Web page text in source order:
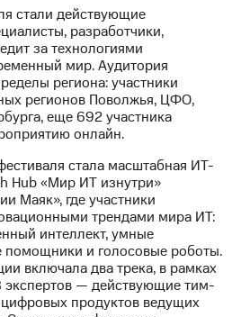
стали действующие
разработчики,
за технологиями
мир. Аудитория
региона: участники
регионов Поволжья, ЦФО,
еще 692 участника
онлайн.
стала масштабная ИТ-
Hub «Мир ИТ изнутри»
Маяк», где участники
трендами мира ИТ:
интеллект, умные
помощники и голосовые роботы.
включала два трека, в рамках
экспертов — действующие тим-
продуктов ведущих